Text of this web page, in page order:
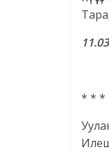
* * *